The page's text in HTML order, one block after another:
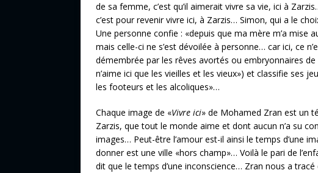
de sa femme, c’est qu’il aimerait vivre sa vie, ici à
c’est pour revenir vivre ici, à Zarzis… Simon, qui a le
Une personne confie : «depuis que ma mère m’a mise
mais celle-ci ne s’est dévoilée à personne… car ici, ce
démembrée par les rêves avortés ou embryonnaires
n’aime ici que les vieilles et les vieux») et classifie ses
les footeurs et les alcoliques»…
Chaque image de «Vivre ici» de Mohamed Zran est un
Zarzis, que tout le monde aime et dont aucun n’a su
images… Peut-être l’amour est-il ainsi le temps d’une
donner est une ville «hors champ»… Voilà le pari de
dit que le temps d’une inconscience… Zran nous a